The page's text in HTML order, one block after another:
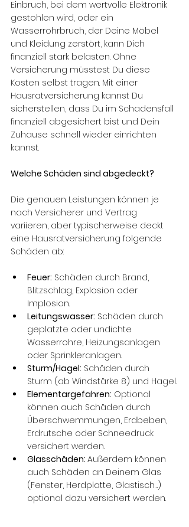
Einbruch, bei dem wertvolle Elektronik
gestohlen wird, oder ein
Wasserrohrbruch, der Deine Möbel
und Kleidung zerstört, kann Dich
finanziell stark belasten. Ohne
Versicherung müsstest Du diese
Kosten selbst tragen. Mit einer
Hausratversicherung kannst Du
sicherstellen, dass Du im Schadensfall
finanziell abgesichert bist und Dein
Zuhause schnell wieder einrichten
kannst.
Welche Schäden sind abgedeckt?
Die genauen Leistungen können je
nach Versicherer und Vertrag
variieren, aber typischerweise deckt
eine Hausratversicherung folgende
Schäden ab:
Feuer: Schäden durch Brand,
Blitzschlag, Explosion oder
Implosion.
Leitungswasser: Schäden durch
geplatzte oder undichte
Wasserrohre, Heizungsanlagen
oder Sprinkleranlagen.
Sturm/Hagel: Schäden durch
Sturm (ab Windstärke 8) und Hagel.
Elementargefahren: Optional
können auch Schäden durch
Überschwemmungen, Erdbeben,
Erdrutsche oder Schneedruck
versichert werden.
Glasschäden: Außerdem können
auch Schäden an Deinem Glas
(Fenster, Herdplatte, Glastisch…)
optional dazu versichert werden.